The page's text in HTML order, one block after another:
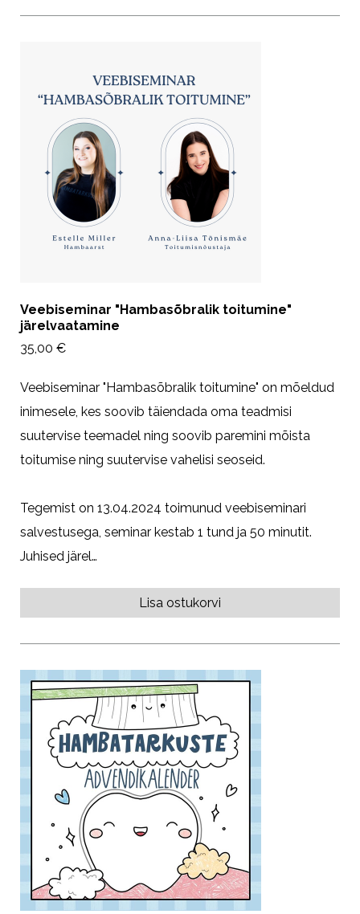
Veebiseminar "Hambasõbralik toitumine"
järelvaatamine
35,00 €
Veebiseminar "Hambasõbralik toitumine" on mõeldud
inimesele, kes soovib täiendada oma teadmisi
suutervise teemadel ning soovib paremini mõista
toitumise ning suutervise vahelisi seoseid.
Tegemist on 13.04.2024 toimunud veebiseminari
salvestusega, seminar kestab 1 tund ja 50 minutit.
Juhised järel…
Lisa ostukorvi